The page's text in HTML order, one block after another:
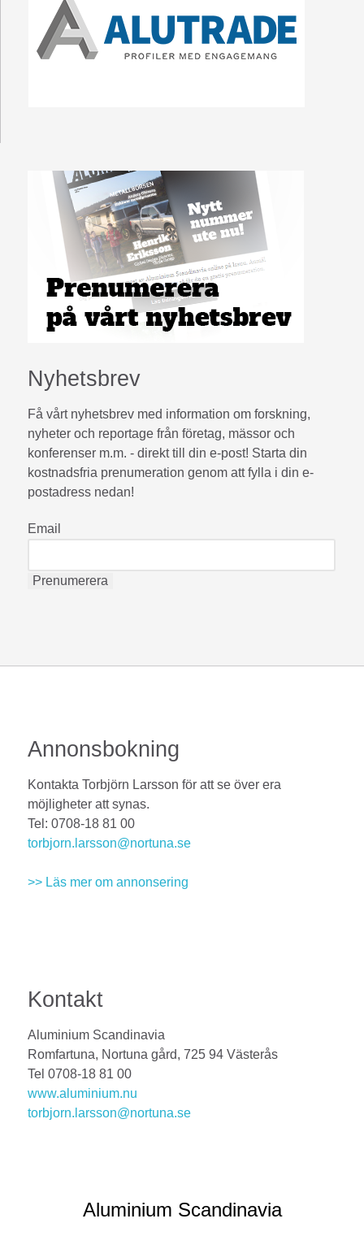
Nyhetsbrev
Få vårt nyhetsbrev med information om forskning,
nyheter och reportage från företag, mässor och
konferenser m.m. - direkt till din e-post! Starta din
kostnadsfria prenumeration genom att fylla i din e-
postadress nedan!
Email
Annonsbokning
Kontakta Torbjörn Larsson för att se över era
möjligheter att synas.
Tel: 0708-18 81 00
torbjorn.larsson@nortuna.se
>> Läs mer om annonsering
Kontakt
Aluminium Scandinavia
Romfartuna, Nortuna gård, 725 94 Västerås
Tel 0708-18 81 00
www.aluminium.nu
torbjorn.larsson@nortuna.se
Aluminium Scandinavia